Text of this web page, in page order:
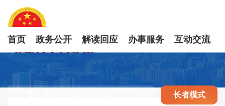
首页 政务公开 解读回应 办事服务 互动交流
长者模式